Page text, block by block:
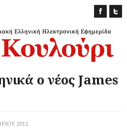
ο νέος James
2012